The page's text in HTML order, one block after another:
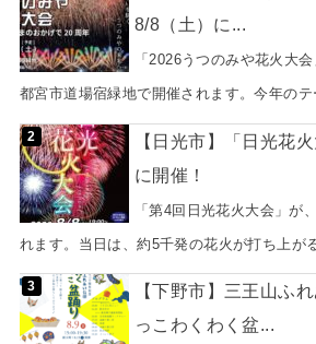
8/8（土）に...
「2026うつのみや花火大
都宮市道場宿緑地で開催されます。今年の
【日光市】「日光花
に開催！
「第4回日光花火大会」が
れます。当日は、約5千発の花火が打ち上が
【下野市】三王山ふ
っこわくわく盆...